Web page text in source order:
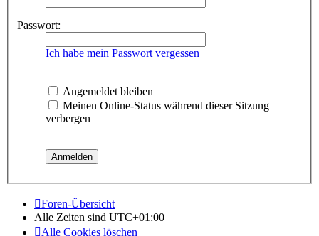
Passwort:
Ich habe mein Passwort vergessen
Angemeldet bleiben
Meinen Online-Status während dieser Sitzung
verbergen
Foren-Übersicht
Alle Zeiten sind UTC+01:00
Alle Cookies löschen